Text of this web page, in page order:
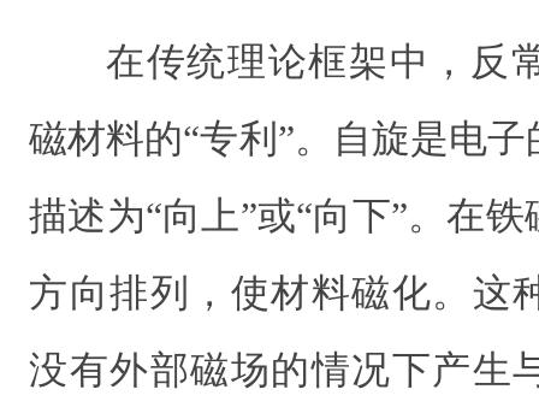
在传统理论框架中，反
磁材料的“专利”。自旋是电
描述为“向上”或“向下”。在
方向排列，使材料磁化。这
没有外部磁场的情况下产生